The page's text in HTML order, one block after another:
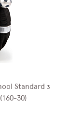
Standard з
30)